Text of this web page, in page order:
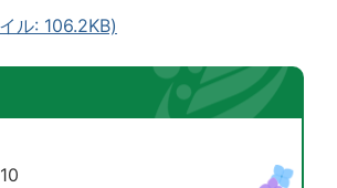
ル: 106.2KB)